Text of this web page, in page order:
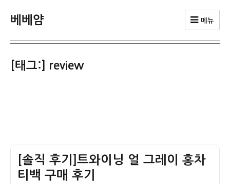
베베얌 메뉴
[태그:] review
[솔직 후기]트와이닝 얼 그레이 홍차
티백 구매 후기